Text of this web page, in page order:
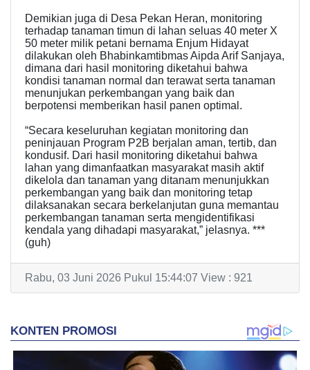
Demikian juga di Desa Pekan Heran, monitoring
terhadap tanaman timun di lahan seluas 40 meter X
50 meter milik petani bernama Enjum Hidayat
dilakukan oleh Bhabinkamtibmas Aipda Arif Sanjaya,
dimana dari hasil monitoring diketahui bahwa
kondisi tanaman normal dan terawat serta tanaman
menunjukan perkembangan yang baik dan
berpotensi memberikan hasil panen optimal.
“Secara keseluruhan kegiatan monitoring dan
peninjauan Program P2B berjalan aman, tertib, dan
kondusif. Dari hasil monitoring diketahui bahwa
lahan yang dimanfaatkan masyarakat masih aktif
dikelola dan tanaman yang ditanam menunjukkan
perkembangan yang baik dan monitoring tetap
dilaksanakan secara berkelanjutan guna memantau
perkembangan tanaman serta mengidentifikasi
kendala yang dihadapi masyarakat,” jelasnya. ***
(guh)
Rabu, 03 Juni 2026 Pukul 15:44:07 View : 921